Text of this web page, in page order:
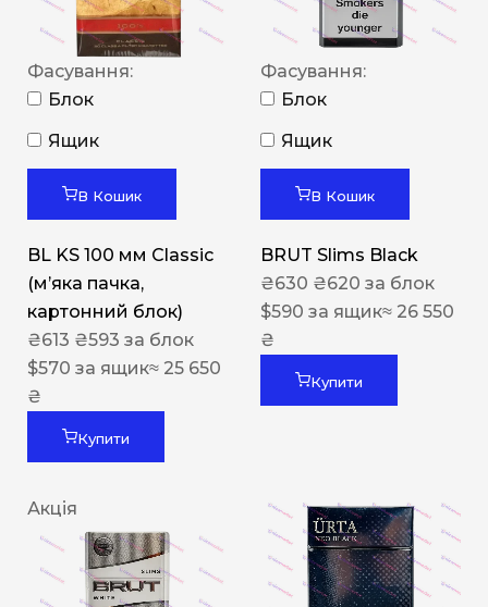
Фасування:
Блок
Ящик
В Кошик
BL KS 100 мм Classic
(м’яка пачка,
картонний блок)
₴613 ₴593 за блок
$570 за ящик≈ 25 650
₴
Купити
Фасування:
Блок
Ящик
В Кошик
BRUT Slims Black
₴630 ₴620 за блок
$590 за ящик≈ 26 550
₴
Купити
Акція